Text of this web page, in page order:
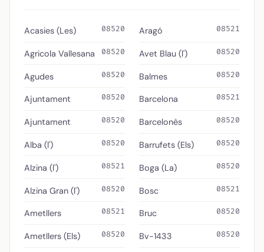
Acasies (Les) 08520
Agricola Vallesana 08520
Agudes 08520
Ajuntament 08520
Ajuntament 08520
Alba (l') 08520
Alzina (l') 08521
Alzina Gran (l') 08520
Ametllers 08521
Ametllers (Els) 08520
Aragó 08521
Avet Blau (l') 08520
Balmes 08520
Barcelona 08521
Barcelonès 08520
Barrufets (Els) 08520
Boga (La) 08520
Bosc 08521
Bruc 08520
Bv-1433 08520